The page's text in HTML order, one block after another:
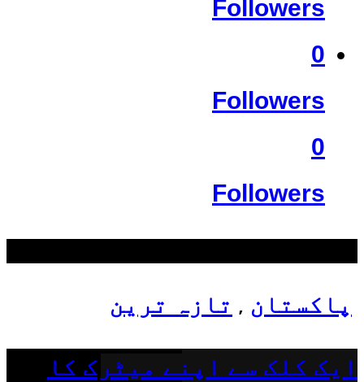
Followers
0
Followers
0
Followers
پاکستان , تازہ ترین
ایک کلک سے اپنے میٹرک کا